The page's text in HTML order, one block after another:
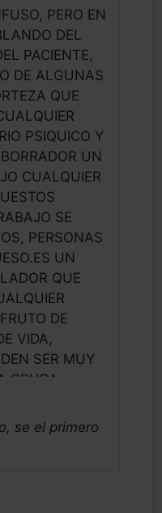
PERO EN
DEL
PACIENTE,
DE ALGUNAS
QUE
PSIQUICO Y
UN
CUALQUIER
SE
PERSONAS
UN
QUE
DE
VIDA,
SER MUY
CRUDA
GRAVEDAD,
SOCIAL,
se el primero